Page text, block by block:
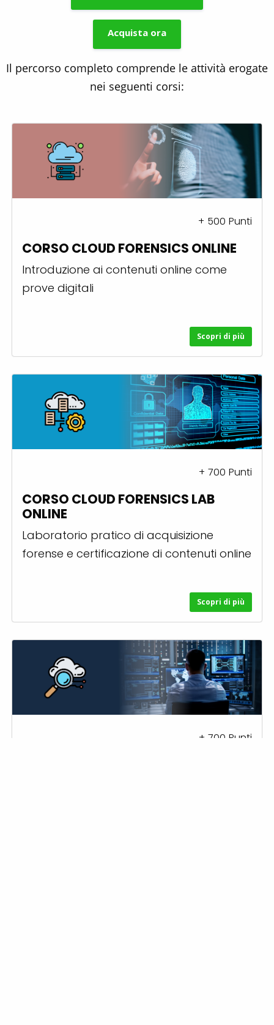
Acquista ora
Il percorso completo comprende le attività erogate
nei seguenti corsi:
+ 500 Punti
CORSO CLOUD FORENSICS ONLINE
Introduzione ai contenuti online come
prove digitali
Scopri di più
+ 700 Punti
CORSO CLOUD FORENSICS LAB
ONLINE
Laboratorio pratico di acquisizione
forense e certificazione di contenuti online
Scopri di più
+ 700 Punti